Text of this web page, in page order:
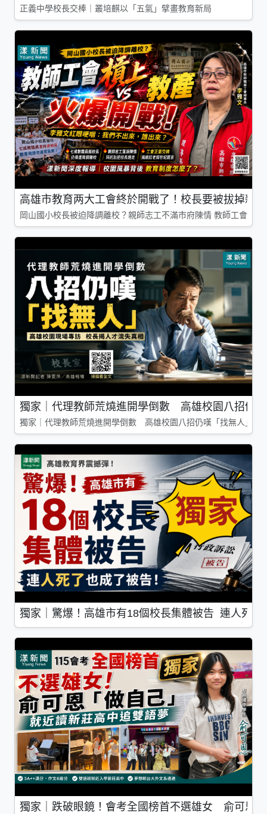
正義中學校長交棒｜叢培麒以「五氣」擘畫教育新局
高雄市教育两大工會終於開戰了！校長要被拔掉親
岡山國小校長被迫降調離校？親師志工不滿市府陳情 教師工會槓
獨家｜代理教師荒燒進開學倒數 高雄校園八招仍
獨家｜代理教師荒燒進開學倒數 高雄校園八招仍嘆「找無人」
獨家｜驚爆！高雄市有18個校長集體被告 連人死了
獨家｜跌破眼鏡！會考全國榜首不選雄女 俞可恩